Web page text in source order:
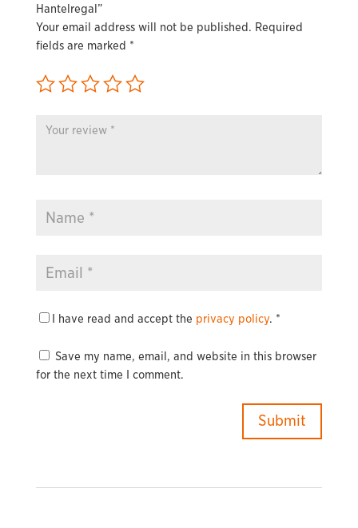
Hantelregal”
Your email address will not be published. Required
fields are marked *
I have read and accept the privacy policy. *
Save my name, email, and website in this browser
for the next time I comment.